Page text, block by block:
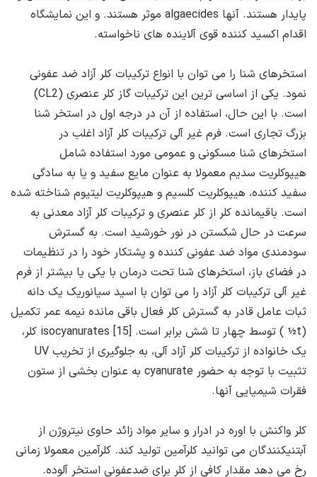
پایدار هستند. آنها algaecides موثر هستند. و این نمایشگاه
اقدام اکسید کننده قوی آلاینده های ناخواسته.
استخرهای شنا را می توان با انواع ترکیبات کلر آزاد ضد عفونی
نمود. یکی از اساسی ترین این ترکیبات گاز کلر عنصری (CL2)
است. با این حال، استفاده از آن در درجه اول در استخر شنا
بزرگ تجاری است. فرم غیر آلی ترکیبات کلر آزاد اغلب در
استخرهای شنا مسکونی و عمومی مورد استفاده شامل
هیپوکلریت سدیم معمولا به عنوان مایع سفید و یا به سادگی
سفید کننده، هیپوکلریت کلسیم و هیپوکلریت لیتیوم شناخته شده
است. باقیمانده کلر از کلر عنصری و ترکیبات کلر آزاد معدنی به
سرعت در حال شکستن در نور خورشید است. به گسترش
سودمندی مواد ضد عفونی کننده و پشتکار خود را در تنظیمات
در فضای باز، استخرهای شنا تحت درمان با یکی یا بیشتر از فرم
غیر آلی ترکیبات کلر آزاد را می توان با اسید سیانوریک یک دانه
ثبات عامل قادر به گسترش کلر فعال باقی مانده نیمه عمر تکمیل
(t½ ) توسط چهار تا شش برابر است. [15] isocyanurates کلر،
یک خانواده از ترکیبات کلر آزاد آلی، به جلوگیری از تخریب UV
تثبیت با توجه به حضور cyanurate به عنوان بخشی از ستون
فقرات شیمیایی آنها.
کلر واکنش با اوره در ادرار و سایر مواد زائد حاوی نیتروژن از
آبتنیکنندگان می توانید کلرآمین تولید کند. کلرآمین معمولا زمانی
رخ می دهد مقدار کافی از کلر برای ضدعفونی استخر آلوده.